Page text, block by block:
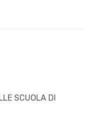
SCUOLA DI